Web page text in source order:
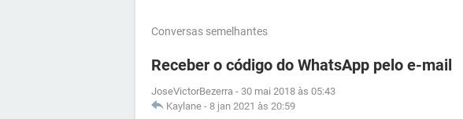
Conversas semelhantes
Receber o código do WhatsApp pelo e-mail
JoseVictorBezerra - 30 mai 2018 às 05:43
Kaylane - 8 jan 2021 às 20:59